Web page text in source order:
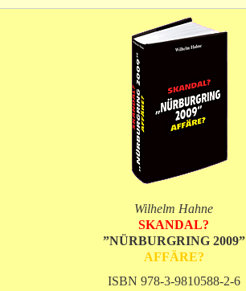
Wilhelm Hahne
SKANDAL?
”NÜRBURGRING 2009”
AFFÄRE?
ISBN 978-3-9810588-2-6